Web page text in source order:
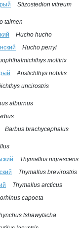
Stizostedion vitreum
taimen
Hucho hucho
Hucho perryi
molitrix
Aristichthys nobilis
uncirostris
alburnus
Barbus brachycephalus
Thymallus nigrescens
Thymallus brevirostris
Thymallus arcticus
capoeta
tshawytscha